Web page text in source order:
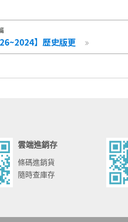
】歷史版更
雲端進銷存
條碼進銷貨
隨時查庫存